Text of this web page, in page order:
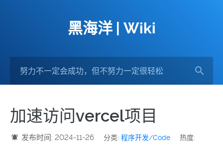
黑海洋 | Wiki
加速访问vercel项目
发布时间: 2024-11-26 分类:程序开发/Code
热度: